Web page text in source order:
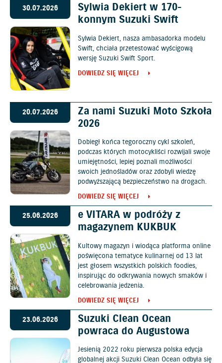
30.07.2026
Sylwia Dekiert w 170-
konnym Suzuki Swift
Sylwia Dekiert, nasza ambasadorka modelu
Swift, chciała przetestować wyścigową
wersję Suzuki Swift Sport.
DOWIEDZ SIĘ WIĘCEJ
20.07.2026
Za nami Suzuki Moto Szkoła
2026
Dobiegł końca tegoroczny cykl szkoleń,
podczas których motocykliści rozwijali swoje
umiejętności, lepiej poznali możliwości
swoich jednośladów oraz zdobyli wiedzę
podwyższającą bezpieczeństwo na drogach.
DOWIEDZ SIĘ WIĘCEJ
25.06.2026
e VITARA w podróży z
magazynem KUKBUK
Kultowy magazyn i wiodąca platforma online
poświęcona tematyce kulinarnej od 13 lat
jest głosem wszystkich polskich foodies,
inspirując do odkrywania nowych smaków i
celebrowania jedzenia.
DOWIEDZ SIĘ WIĘCEJ
23.06.2026
Suzuki Clean Ocean
powraca do Augustowa
Jesienią 2022 roku pierwsza polska edycja
globalnej akcji Suzuki Clean Ocean odbyła się